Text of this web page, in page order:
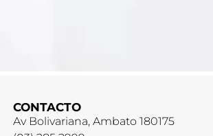
CONTACTO
Av Bolivariana, Ambato 180175